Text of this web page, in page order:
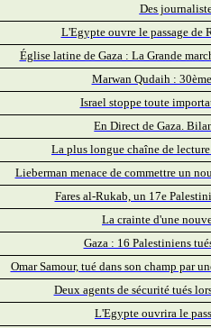
Des
L'Egypte ouvre le passage de
Église latine de Gaza : La Grande
Marwan Qudaih :
Israel stoppe toute
En Direct de Gaza.
La plus longue chaîne de
Lieberman menace de commettre un
Fares al-Rukab, un 17e
La crainte d'une
Gaza : 16 Palestiniens
Omar Samour, tué dans son champ par
Deux agents de sécurité tués
L'Egypte ouvrira le